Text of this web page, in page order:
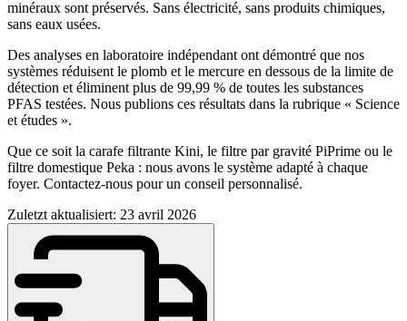
minéraux sont préservés. Sans électricité, sans produits chimiques,
sans eaux usées.
Des analyses en laboratoire indépendant ont démontré que nos
systèmes réduisent le plomb et le mercure en dessous de la limite de
détection et éliminent plus de 99,99 % de toutes les substances
PFAS testées. Nous publions ces résultats dans la rubrique « Science
et études ».
Que ce soit la carafe filtrante Kini, le filtre par gravité PiPrime ou le
filtre domestique Peka : nous avons le système adapté à chaque
foyer. Contactez-nous pour un conseil personnalisé.
Zuletzt aktualisiert: 23 avril 2026